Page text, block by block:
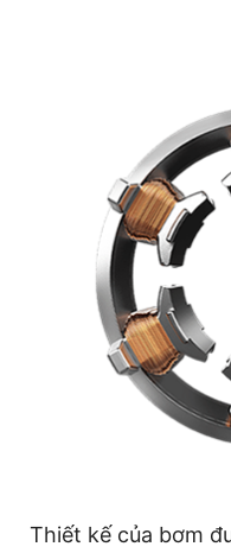
Thiết kế của bơm